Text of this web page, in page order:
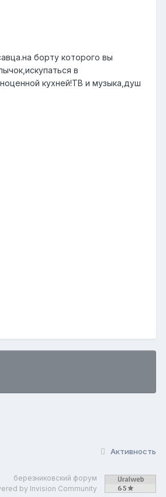
борту которого вы
в
кухней!ТВ и музыка,душ
Активность
березниковский форум
by Invision Community